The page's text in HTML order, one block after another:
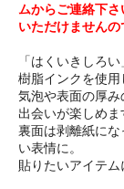
ムからご連絡下
いただけませんの
「はくいきしろ
樹脂インクを使用
気泡や表面の厚
出会いが楽しめま
裏面は剥離紙に
い表情に。
貼りたいアイテム